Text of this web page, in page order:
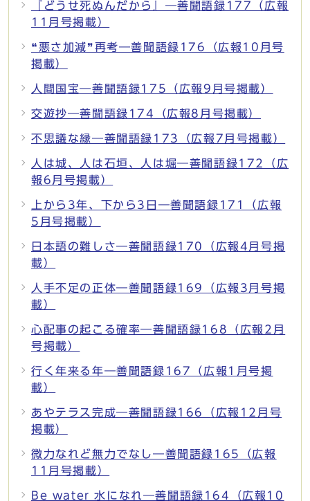
『どうせ死ぬんだから』―善聞語録177（広報
11月号掲載）
❝悪さ加減❞再考―善聞語録176（広報10月号
掲載）
人間国宝―善聞語録175（広報9月号掲載）
交遊抄―善聞語録174（広報8月号掲載）
不思議な縁―善聞語録173（広報7月号掲載）
人は城、人は石垣、人は堀―善聞語録172（広
報6月号掲載）
上から3年、下から3日―善聞語録171（広報
5月号掲載）
日本語の難しさ―善聞語録170（広報4月号掲
載）
人手不足の正体―善聞語録169（広報3月号掲
載）
心配事の起こる確率―善聞語録168（広報2月
号掲載）
行く年来る年―善聞語録167（広報1月号掲
載）
あやテラス完成―善聞語録166（広報12月号
掲載）
微力なれど無力でなし―善聞語録165（広報
11月号掲載）
Be water 水になれ―善聞語録164（広報10